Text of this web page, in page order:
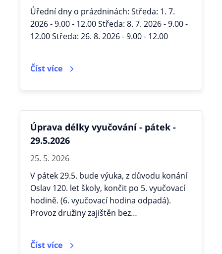
Úřední dny o prázdninách: Středa: 1. 7.
2026 - 9.00 - 12.00 Středa: 8. 7. 2026 - 9.00 -
12.00 Středa: 26. 8. 2026 - 9.00 - 12.00
Číst více
Úprava délky vyučování - pátek -
29.5.2026
25. 5. 2026
V pátek 29.5. bude výuka, z důvodu konání
Oslav 120. let školy, končit po 5. vyučovací
hodině. (6. vyučovací hodina odpadá).
Provoz družiny zajištěn bez…
Číst více